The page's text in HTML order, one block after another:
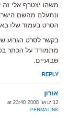
משהו יצטרף אלי זה
ונתעלם מהשם
הסרט בעמוד שלו
מתמודד על הכתר
שבועיים.
REPLY
אורון
12 ינואר 2008 at 23:40
PERMALINK